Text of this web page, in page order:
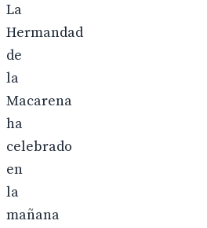
La
Hermandad
de
la
Macarena
ha
celebrado
en
la
mañana